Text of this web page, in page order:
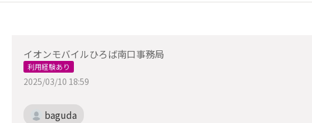
イオンモバイルひろば南口事務局
利用経験あり
2025/03/10 18:59
baguda